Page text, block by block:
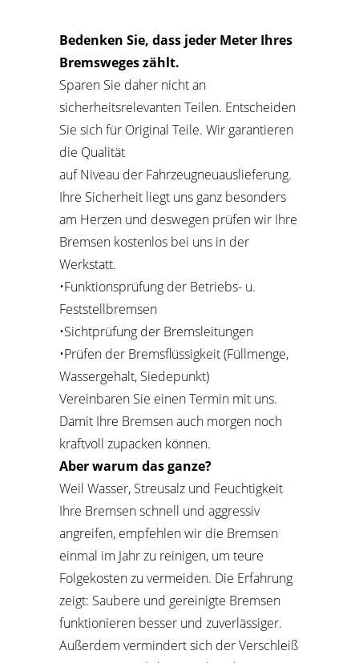
Bedenken Sie, dass jeder Meter Ihres
Bremsweges zählt.
Sparen Sie daher nicht an
sicherheitsrelevanten Teilen. Entscheiden
Sie sich für Original Teile. Wir garantieren
die Qualität
auf Niveau der Fahrzeugneuauslieferung.
Ihre Sicherheit liegt uns ganz besonders
am Herzen und deswegen prüfen wir Ihre
Bremsen kostenlos bei uns in der
Werkstatt.
•Funktionsprüfung der Betriebs- u.
Feststellbremsen
•Sichtprüfung der Bremsleitungen
•Prüfen der Bremsflüssigkeit (Füllmenge,
Wassergehalt, Siedepunkt)
Vereinbaren Sie einen Termin mit uns.
Damit Ihre Bremsen auch morgen noch
kraftvoll zupacken können.
Aber warum das ganze?
Weil Wasser, Streusalz und Feuchtigkeit
Ihre Bremsen schnell und aggressiv
angreifen, empfehlen wir die Bremsen
einmal im Jahr zu reinigen, um teure
Folgekosten zu vermeiden. Die Erfahrung
zeigt: Saubere und gereinigte Bremsen
funktionieren besser und zuverlässiger.
Außerdem vermindert sich der Verschleiß